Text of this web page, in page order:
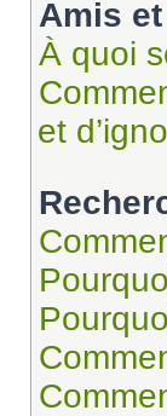
Amis
À quoi
et